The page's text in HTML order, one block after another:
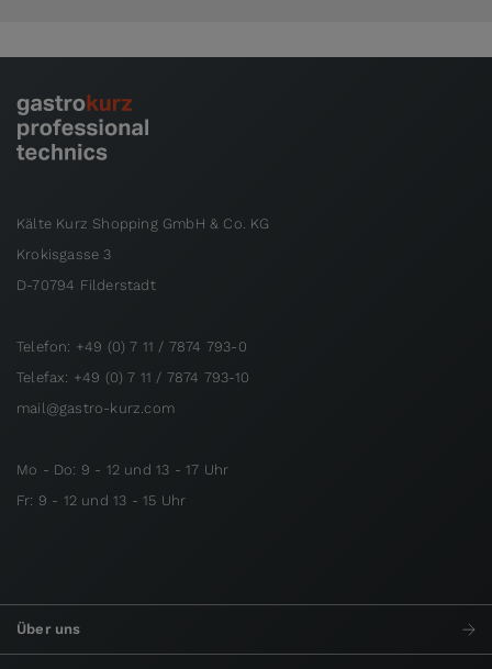
Kälte Kurz Shopping GmbH & Co. KG
Krokisgasse 3
D-70794 Filderstadt
Telefon: +49 (0) 7 11 / 7874 793-0
Telefax: +49 (0) 7 11 / 7874 793-10
mail@gastro-kurz.com
Mo - Do: 9 - 12 und 13 - 17 Uhr
Fr: 9 - 12 und 13 - 15 Uhr
Über uns